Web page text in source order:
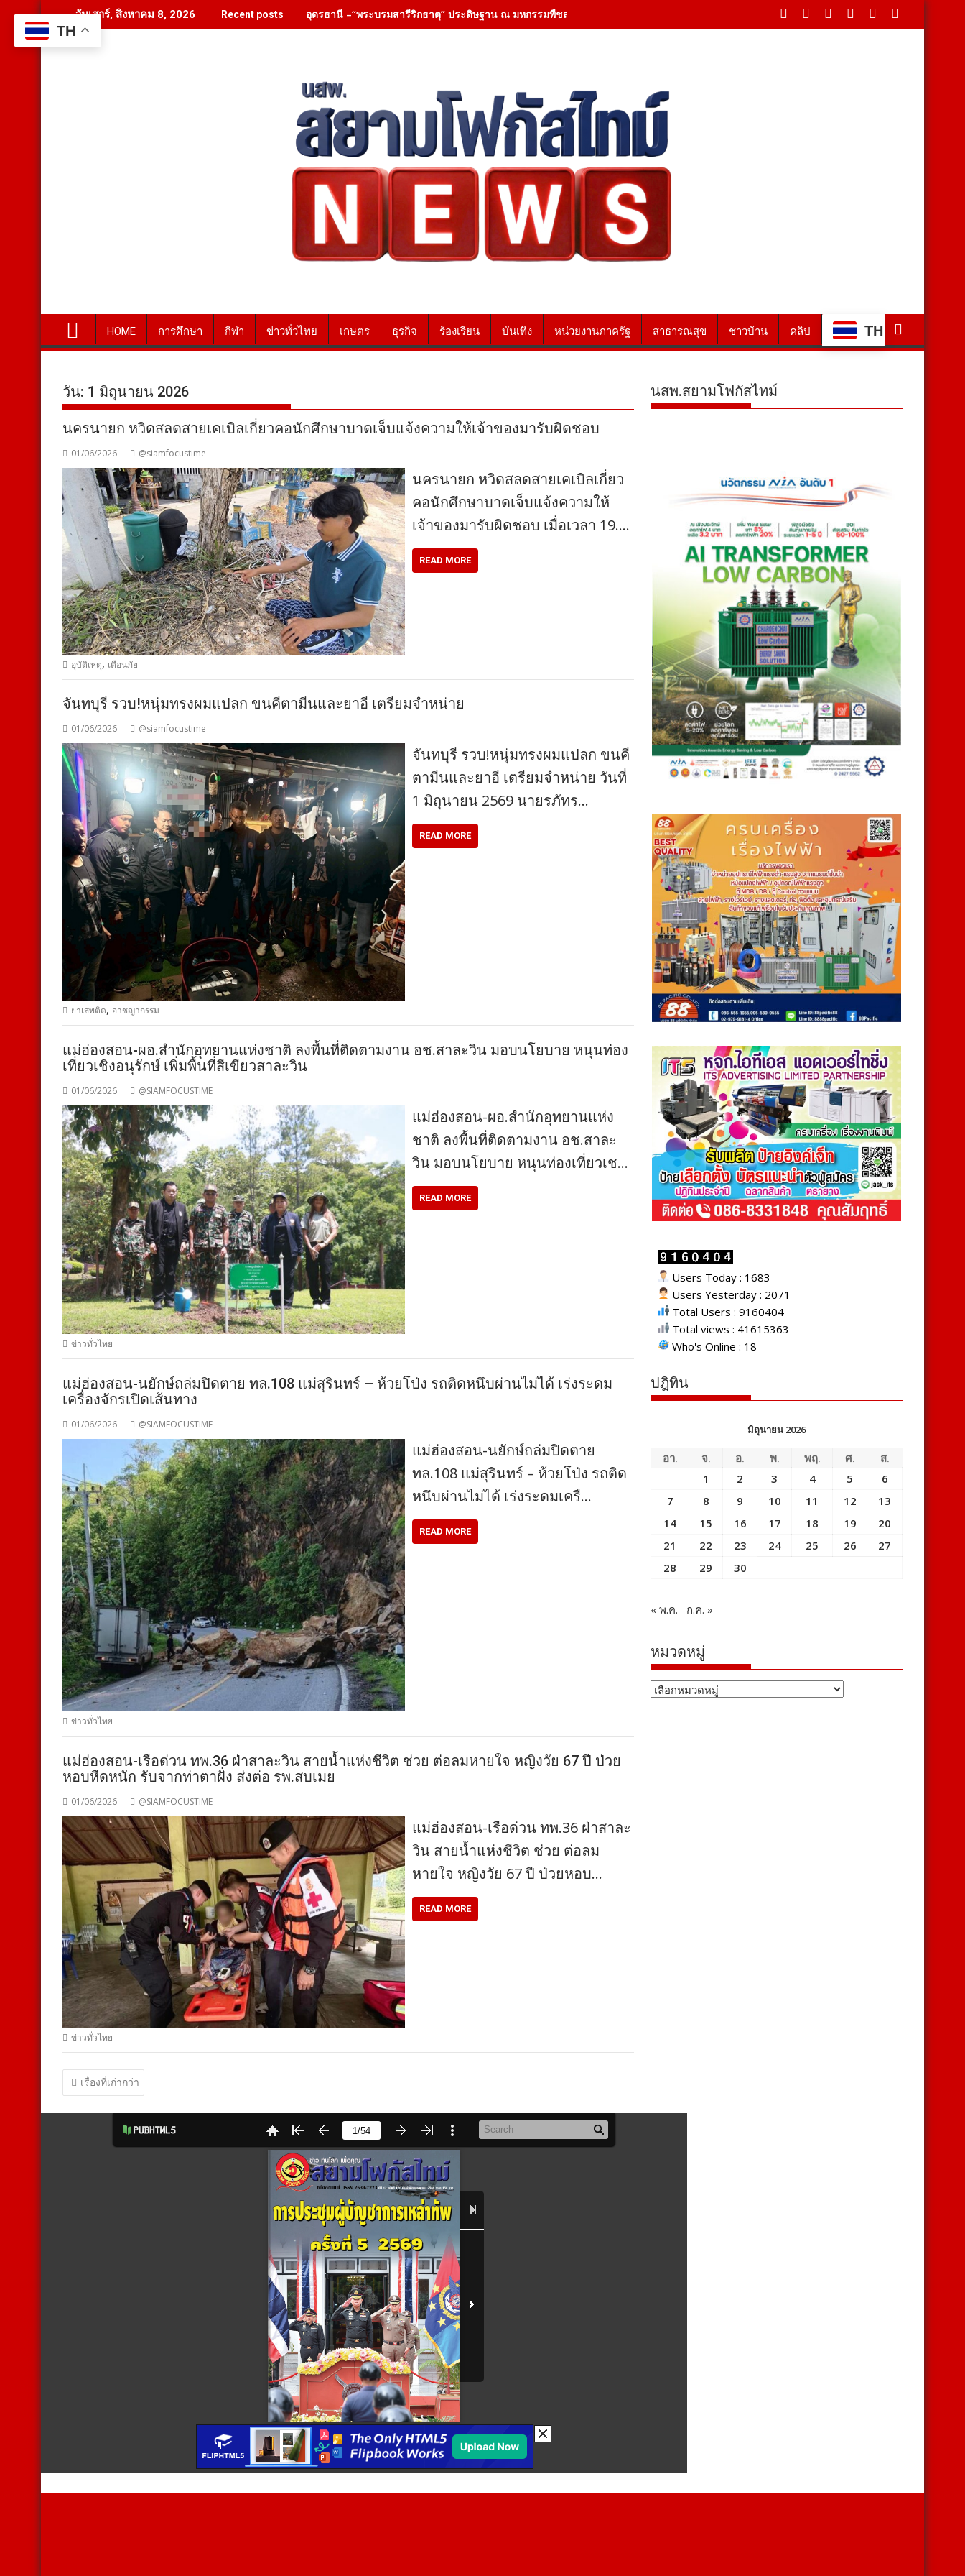
to
content
วันเสาร์, สิงหาคม 8, 2026 Recent posts อุดรธานี –“พระบรมสารีริกธาตุ” ประดิษฐาน ณ มหกรรมพืชสวนโลกอุดรธานี 2569 เปิดพื้นที่แห่งศรัทธา คู่ขนานมหกรรมพืชสวนระดับโลก
HOME การศึกษา กีฬา ข่าวทั่วไทย เกษตร ธุรกิจ ร้องเรียน บันเทิง หน่วยงานภาครัฐ สาธารณสุข ชาวบ้าน คลิป TH
วัน: 1 มิถุนายน 2026
นครนายก หวิดสลดสายเคเบิลเกี่ยวคอนักศึกษาบาดเจ็บแจ้งความให้เจ้าของมารับผิดชอบ
01/06/2026 @siamfocustime
นครนายก หวิดสลดสายเคเบิลเกี่ยว
คอนักศึกษาบาดเจ็บแจ้งความให้
เจ้าของมารับผิดชอบ เมื่อเวลา 19.…
READ MORE
อุบัติเหตุ, เตือนภัย
จันทบุรี รวบ!หนุ่มทรงผมแปลก ขนคีตามีนและยาอี เตรียมจำหน่าย
01/06/2026 @siamfocustime
จันทบุรี รวบ!หนุ่มทรงผมแปลก ขนคี
ตามีนและยาอี เตรียมจำหน่าย วันที่
1 มิถุนายน 2569 นายรภัทร…
READ MORE
ยาเสพติด, อาชญากรรม
แม่ฮ่องสอน-ผอ.สำนักอุทยานแห่งชาติ ลงพื้นที่ติดตามงาน อช.สาละวิน มอบนโยบาย หนุนท่อง
เที่ยวเชิงอนุรักษ์ เพิ่มพื้นที่สีเขียวสาละวิน
01/06/2026 @SIAMFOCUSTIME
แม่ฮ่องสอน-ผอ.สำนักอุทยานแห่ง
ชาติ ลงพื้นที่ติดตามงาน อช.สาละ
วิน มอบนโยบาย หนุนท่องเที่ยวเช…
READ MORE
ข่าวทั่วไทย
แม่ฮ่องสอน-นยักษ์ถล่มปิดตาย ทล.108 แม่สุรินทร์ – ห้วยโป่ง รถติดหนึบผ่านไม่ได้ เร่งระดม
เครื่องจักรเปิดเส้นทาง
01/06/2026 @SIAMFOCUSTIME
แม่ฮ่องสอน-นยักษ์ถล่มปิดตาย
ทล.108 แม่สุรินทร์ – ห้วยโป่ง รถติด
หนึบผ่านไม่ได้ เร่งระดมเครื…
READ MORE
ข่าวทั่วไทย
แม่ฮ่องสอน-เรือด่วน ทพ.36 ฝ่าสาละวิน สายน้ำแห่งชีวิต ช่วย ต่อลมหายใจ หญิงวัย 67 ปี ป่วย
หอบหืดหนัก รับจากท่าตาฝั่ง ส่งต่อ รพ.สบเมย
01/06/2026 @SIAMFOCUSTIME
แม่ฮ่องสอน-เรือด่วน ทพ.36 ฝ่าสาละ
วิน สายน้ำแห่งชีวิต ช่วย ต่อลม
หายใจ หญิงวัย 67 ปี ป่วยหอบ…
READ MORE
ข่าวทั่วไทย
แนะแนว
เรื่อง
เรื่องที่เก่ากว่า
นสพ.สยามโฟกัสไทม์
Users Today : 1683
Users Yesterday : 2071
Total Users : 9160404
Total views : 41615363
Who's Online : 18
ปฎิทิน
มิถุนายน 2026
อา. จ. อ. พ. พฤ. ศ.
ส.
1
2 3 4 5
6
7
8 9 10 11 12
13
14
15 16 17 18 19
20
21
22 23 24 25 26
27
28
29 30
« พ.ค. ก.ค. »
หมวดหมู่
หมวด
TH